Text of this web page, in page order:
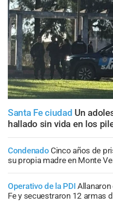
Santa Fe ciudad Un
hallado sin vida en los
Condenado Cinco años de
su propia madre en Monte
Operativo de la PDI Allanaron
Fe y secuestraron 12 armas